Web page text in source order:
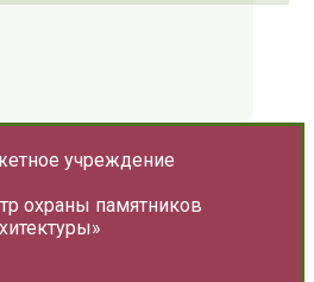
учреждение
охраны памятников